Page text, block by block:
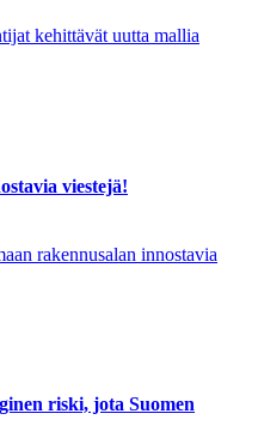
kehittävät uutta mallia
viestejä!
rakennusalan innostavia
riski, jota Suomen